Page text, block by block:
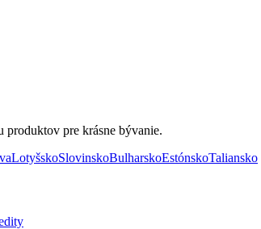
produktov pre krásne bývanie.
LotyšskoSlovinskoBulharskoEstónskoTaliansko